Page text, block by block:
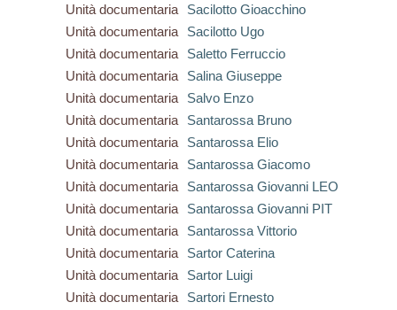
Unità documentaria
Sacilotto Gioacchino
Unità documentaria
Sacilotto Ugo
Unità documentaria
Saletto Ferruccio
Unità documentaria
Salina Giuseppe
Unità documentaria
Salvo Enzo
Unità documentaria
Santarossa Bruno
Unità documentaria
Santarossa Elio
Unità documentaria
Santarossa Giacomo
Unità documentaria
Santarossa Giovanni LEO
Unità documentaria
Santarossa Giovanni PIT
Unità documentaria
Santarossa Vittorio
Unità documentaria
Sartor Caterina
Unità documentaria
Sartor Luigi
Unità documentaria
Sartori Ernesto